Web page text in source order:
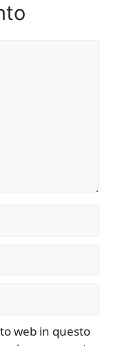
web in questo